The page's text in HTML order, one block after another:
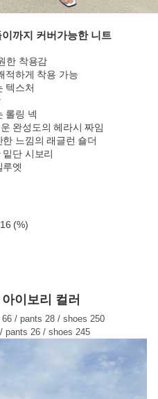
까지 커버가능한 니트
한 착용감
적하게 착용 가능
텍스처
롤링 넥
완성도의 헤라시 짜임
느낌의 래글런 숄더
단 시보리
엣
(%)
이보리 컬러
/ pants 28 / shoes 250
pants 26 / shoes 245